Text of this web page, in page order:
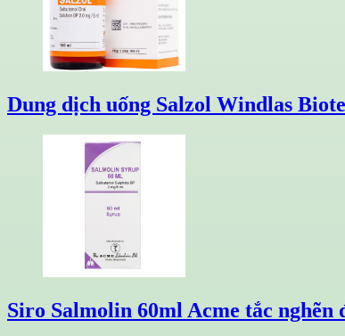
Dung dịch uống Salzol Windlas
Siro Salmolin 60ml Acme tắc nghẽn